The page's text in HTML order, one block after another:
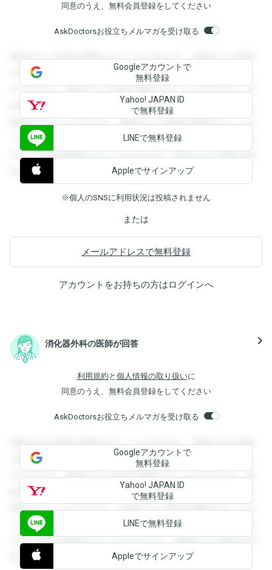
同意のうえ、無料会員登録をしてください
AskDoctorsお役立ちメルマガを受け取る
登録すると回答を閲覧することができます。登録すると回答
を閲覧することができます。登録すると回答を閲覧すること
ができます。登録すると回答を閲覧することができます。登
録すると回答を閲覧することができます。登録すると回答を
閲覧することができます。登録すると回答を閲覧することが
できます。登録すると回答を閲覧することができます。登録
すると回答を閲覧することができます。登録すると回答を閲
覧することができます。
Googleアカウントで
無料登録
Yahoo! JAPAN ID
で無料登録
LINEで無料登録
Appleでサインアップ
※個人のSNSに利用状況は投稿されません
または
メールアドレスで無料登録
アカウントをお持ちの方はログインへ
消化器外科の医師が回答 navigate_next
利用規約 と 個人情報の取り扱いに
同意のうえ、無料会員登録をしてください
AskDoctorsお役立ちメルマガを受け取る
登録すると回答を閲覧することができます。登録すると回答
を閲覧することができます。登録すると回答を閲覧すること
ができます。登録すると回答を閲覧することができます。登
録すると回答を閲覧することができます。登録すると回答を
閲覧することができます。登録すると回答を閲覧することが
できます。登録すると回答を閲覧することができます。登録
すると回答を閲覧することができます。登録すると回答を閲
覧することができます。
Googleアカウントで
無料登録
Yahoo! JAPAN ID
で無料登録
LINEで無料登録
Appleでサインアップ